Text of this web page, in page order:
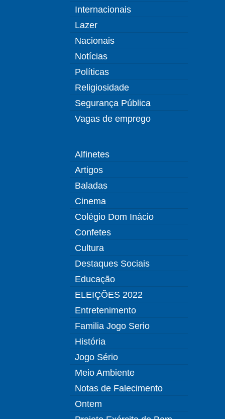
Internacionais
Lazer
Nacionais
Notícias
Políticas
Religiosidade
Segurança Pública
Vagas de emprego
Alfinetes
Artigos
Baladas
Cinema
Colégio Dom Inácio
Confetes
Cultura
Destaques Sociais
Educação
ELEIÇÕES 2022
Entretenimento
Familia Jogo Serio
História
Jogo Sério
Meio Ambiente
Notas de Falecimento
Ontem